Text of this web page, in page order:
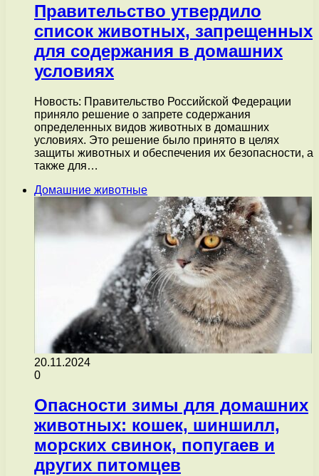
Правительство утвердило
список животных, запрещенных
для содержания в домашних
условиях
Новость: Правительство Российской Федерации
приняло решение о запрете содержания
определенных видов животных в домашних
условиях. Это решение было принято в целях
защиты животных и обеспечения их безопасности, а
также для…
Домашние животные
20.11.2024
0
Опасности зимы для домашних
животных: кошек, шиншилл,
морских свинок, попугаев и
других питомцев